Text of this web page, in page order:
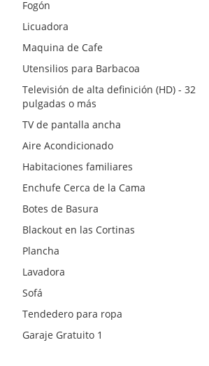
Fogón
Licuadora
Maquina de Cafe
Utensilios para Barbacoa
Televisión de alta definición (HD) - 32
pulgadas o más
TV de pantalla ancha
Aire Acondicionado
Habitaciones familiares
Enchufe Cerca de la Cama
Botes de Basura
Blackout en las Cortinas
Plancha
Lavadora
Sofá
Tendedero para ropa
Garaje Gratuito 1